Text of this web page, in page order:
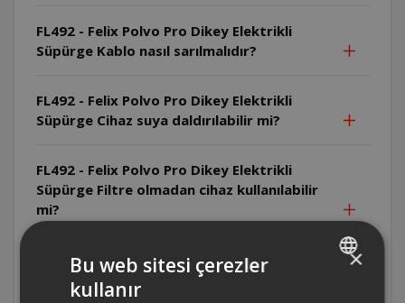
FL492 - Felix Polvo Pro Dikey Elektrikli
Süpürge Kablo nasıl sarılmalıdır?
FL492 - Felix Polvo Pro Dikey Elektrikli
Süpürge Cihaz suya daldırılabilir mi?
FL492 - Felix Polvo Pro Dikey Elektrikli
Süpürge Filtre olmadan cihaz kullanılabilir
mi?
FL492 - Felix Polvo Pro Dikey Elektrikli
Süpürge Cihaz yanıcı maddeleri çekebilir
×
Bu web sitesi çerezler
kullanır